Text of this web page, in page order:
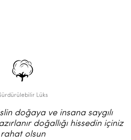
Lüks
doğaya ve insana saygılı
doğallığı hissedin içiniz
rahat olsun